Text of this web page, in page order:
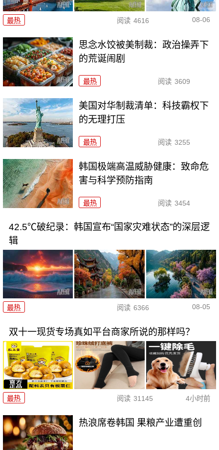
最热 阅读 4616 08-06
思念水饺被美制裁：政治操弄下
的荒诞闹剧
最热 阅读 3609
美国对华制裁清单：科技霸权下
的无理打压
最热 阅读 3255
韩国极端高温威胁健康：致命危
害与科学预防指南
最热 阅读 3454
42.5℃破纪录：韩国宣布“国家灾难状态”的深层逻
辑
最热 阅读 6366 08-05
双十一现货专场真如平台商家所说的那样吗？
最热 阅读 31145 4小时前
热浪席卷韩国 果粮产业遭重创